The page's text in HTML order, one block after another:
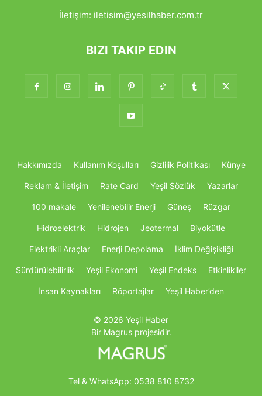
İletişim: iletisim@yesilhaber.com.tr
BIZI TAKIP EDIN
Hakkımızda Kullanım Koşulları Gizlilik Politikası Künye
Reklam & İletişim Rate Card Yeşil Sözlük Yazarlar
100 makale Yenilenebilir Enerji Güneş Rüzgar
Hidroelektrik Hidrojen Jeotermal Biyokütle
Elektrikli Araçlar Enerji Depolama İklim Değişikliği
Sürdürülebilirlik Yeşil Ekonomi Yeşil Endeks Etkinlikller
İnsan Kaynakları Röportajlar Yeşil Haber’den
© 2026 Yeşil Haber
Bir Magrus projesidir.
Tel & WhatsApp: 0538 810 8732